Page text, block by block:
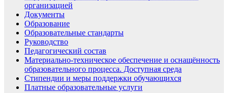
организацией
Документы
Образование
Образовательные стандарты
Руководство
Педагогический состав
Материально-техническое обеспечение и оснащённость
образовательного процесса. Доступная среда
Стипендии и меры поддержки обучающихся
Платные образовательные услуги